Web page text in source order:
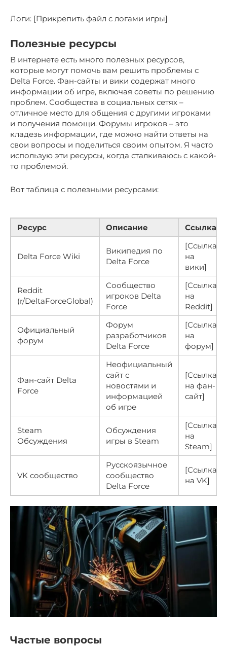
Логи: [Прикрепить файл с логами игры]
Полезные ресурсы
В интернете есть много полезных ресурсов,
которые могут помочь вам решить проблемы с
Delta Force. Фан-сайты и вики содержат много
информации об игре, включая советы по решению
проблем. Сообщества в социальных сетях –
отличное место для общения с другими игроками
и получения помощи. Форумы игроков – это
кладезь информации, где можно найти ответы на
свои вопросы и поделиться своим опытом. Я часто
использую эти ресурсы, когда сталкиваюсь с какой-
то проблемой.
Вот таблица с полезными ресурсами:
Ресурс Описание Ссылка
Delta Force Wiki
Википедия по
Delta Force
[Ссылка
на
вики]
Reddit
(r/DeltaForceGlobal)
Сообщество
игроков Delta
Force
[Ссылка
на
Reddit]
Официальный
форум
Форум
разработчиков
Delta Force
[Ссылка
на
форум]
Фан-сайт Delta
Force
Неофициальный
сайт с
новостями и
информацией
об игре
[Ссылка
на фан-
сайт]
Steam
Обсуждения
Обсуждения
игры в Steam
[Ссылка
на
Steam]
VK сообщество
Русскоязычное
сообщество
Delta Force
[Ссылка
на VK]
Частые вопросы